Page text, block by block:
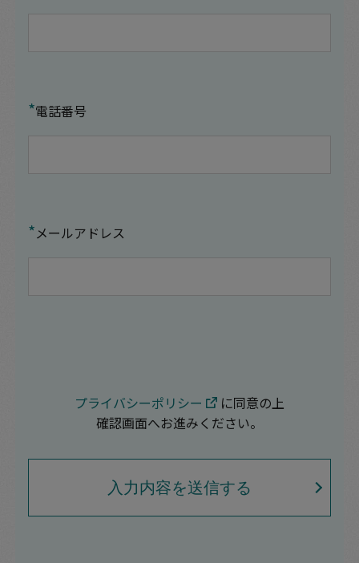
*電話番号
*メールアドレス
プライバシーポリシー
に同意の上
確認画面へお進みください。